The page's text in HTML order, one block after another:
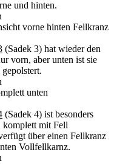
und hinten.
(Sadek 3) hat wieder den
vorn, aber unten ist sie
(Sadek 4) ist besonders
komplett mit Fell
über einen Fellkranz
Vollfellkarnz.